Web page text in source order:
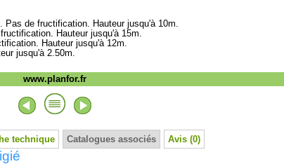
Pas de fructification. Hauteur jusqu'à 10m.
Hauteur jusqu'à 15m.
Hauteur jusqu'à 12m.
jusqu'à 2.50m.
www.planfor.fr
technique Catalogues associés Avis (0)